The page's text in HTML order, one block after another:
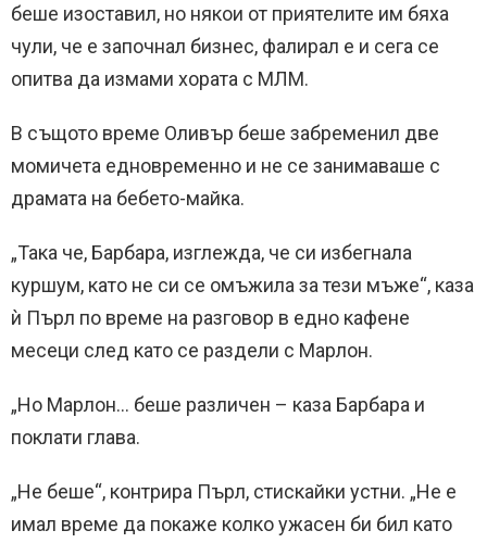
беше изоставил, но някои от приятелите им бяха
чули, че е започнал бизнес, фалирал е и сега се
опитва да измами хората с МЛМ.
В същото време Оливър беше забременил две
момичета едновременно и не се занимаваше с
драмата на бебето-майка.
„Така че, Барбара, изглежда, че си избегнала
куршум, като не си се омъжила за тези мъже“, каза
ѝ Пърл по време на разговор в едно кафене
месеци след като се раздели с Марлон.
„Но Марлон… беше различен – каза Барбара и
поклати глава.
„Не беше“, контрира Пърл, стискайки устни. „Не е
имал време да покаже колко ужасен би бил като